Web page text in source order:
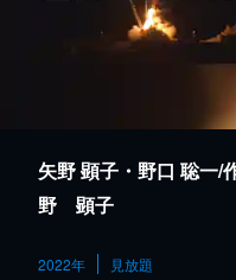
矢野 顕子・野口 聡
野 顕子
2022年 見放題